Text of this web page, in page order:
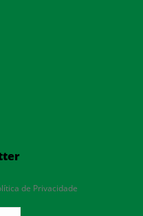
de Privacidade